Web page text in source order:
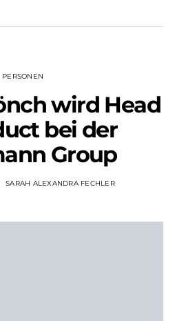
PERSONEN
wird Head
bei der
Group
SARAH ALEXANDRA FECHLER